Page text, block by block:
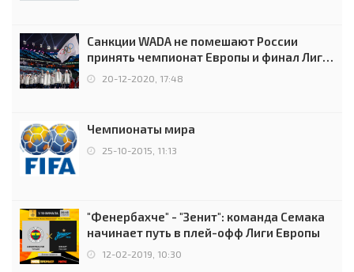
Санкции WADA не помешают России
принять чемпионат Европы и финал Лиги
чемпионов.
20-12-2020, 17:48
Чемпионаты мира
25-10-2015, 11:13
"Фенербахче" - "Зенит": команда Семака
начинает путь в плей-офф Лиги Европы
12-02-2019, 10:30